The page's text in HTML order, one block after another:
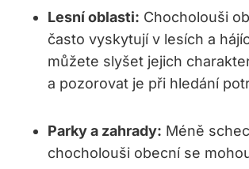
Lesní oblasti: Chocholouši
často vyskytují v lesích a
můžete slyšet jejich
a pozorovat je při hledání
Parky a zahrady: Méně
chocholouši obecní se